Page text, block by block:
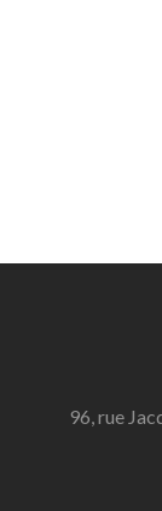
96, rue